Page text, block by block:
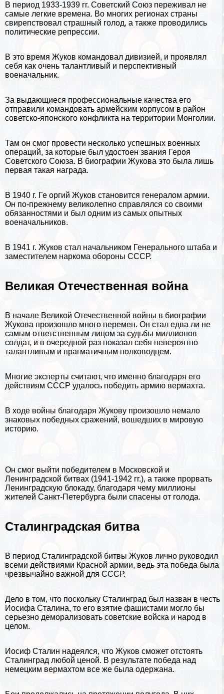
В период 1933-1939 гг. Советский Союз переживал не
самые легкие времена. Во многих регионах страны
свирепствовал страшный голод, а также проводились
политические репрессии.
В это время Жуков комaндовал дивизией, и проявлял
себя как очень талантливый и перспективный
военачальник.
За выдающиеся профессиональные качества его
отправили комaндовать армейским корпусом в район
советско-японского конфликта на территории Монголии.
Там он смог провести несколько успешных военных
операций, за которые был удостоен звания Героя
Советского Союза. В биографии Жукова это была лишь
первая такая награда.
В 1940 г. Ге opгий Жуков становится генералом армии.
Он по-прежнему великолепно справлялся со своими
обязанностями и был одним из самых опытных
военачальников.
В 1941 г. Жуков стал начальником Генерального штаба и
заместителем наркома обороны СССР.
Великая Отечественная война
В начале Великой Отечественной войны в биографии
Жукова произошло много перемен. Он стал едва ли не
самым ответственным лицом за судьбы миллионов
солдат, и в очередной раз показал себя невероятно
талантливым и прагматичным полководцем.
Многие эксперты считают, что именно благодаря его
действиям СССР удалось победить армию вермахта.
В ходе войны благодаря Жукову произошло немало
знаковых победных сражений, вошедших в мировую
историю.
Он смог выйти победителем в Московской и
Ленинградской битвах (1941-1942 гг.), а также прорвать
Ленинградскую блокаду, благодаря чему миллионы
жителей Санкт-Петербурга были спасены от голода.
Сталинградская битва
В период Сталинградской битвы Жуков лично руководил
всеми действиями Красной армии, ведь эта победа была
чрезвычайно важной для СССР.
Дело в том, что поскольку Сталинград был назван в честь
Иосифа Сталина, то его взятие фашистами могло бы
серьезно деморализовать советские войска и народ в
целом.
Иосиф Сталин надеялся, что Жуков сможет отстоять
Сталинград любой ценой. В результате победа над
немецким вермахтом все же была одержана.